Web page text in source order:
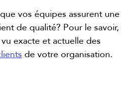
vos équipes assurent une
de qualité? Pour le savoir,
exacte et actuelle des
de votre organisation.